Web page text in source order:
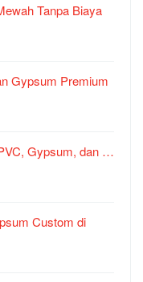
Tanpa Biaya
Gypsum Premium
Gypsum, dan …
Custom di